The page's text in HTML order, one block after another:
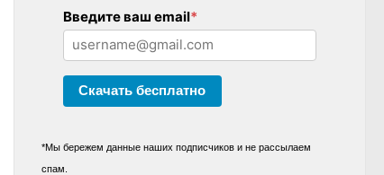
Введите ваш email*
Скачать бесплатно
*Мы бережем данные наших подписчиков и не рассылаем
спам.